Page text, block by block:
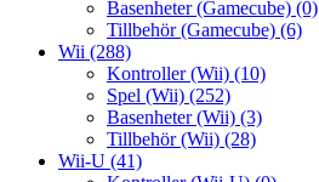
Basenheter (Gamecube) (0)
Tillbehör (Gamecube) (6)
Wii (288)
Kontroller (Wii) (10)
Spel (Wii) (252)
Basenheter (Wii) (3)
Tillbehör (Wii) (28)
Wii-U (41)